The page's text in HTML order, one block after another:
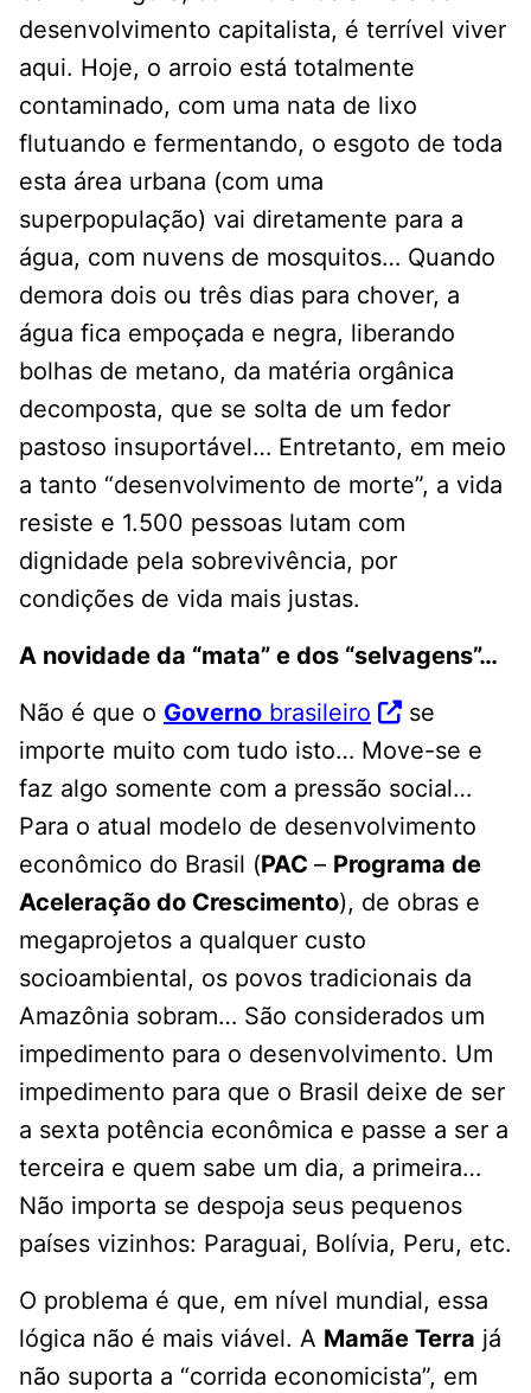
desenvolvimento capitalista, é terrível viver
aqui. Hoje, o arroio está totalmente
contaminado, com uma nata de lixo
flutuando e fermentando, o esgoto de toda
esta área urbana (com uma
superpopulação) vai diretamente para a
água, com nuvens de mosquitos… Quando
demora dois ou três dias para chover, a
água fica empoçada e negra, liberando
bolhas de metano, da matéria orgânica
decomposta, que se solta de um fedor
pastoso insuportável… Entretanto, em meio
a tanto “desenvolvimento de morte”, a vida
resiste e 1.500 pessoas lutam com
dignidade pela sobrevivência, por
condições de vida mais justas.
A novidade da “mata” e dos “selvagens”…
Não é que o Governo brasileiro
se
importe muito com tudo isto… Move-se e
faz algo somente com a pressão social…
Para o atual modelo de desenvolvimento
econômico do Brasil (PAC – Programa de
Aceleração do Crescimento), de obras e
megaprojetos a qualquer custo
socioambiental, os povos tradicionais da
Amazônia sobram… São considerados um
impedimento para o desenvolvimento. Um
impedimento para que o Brasil deixe de ser
a sexta potência econômica e passe a ser a
terceira e quem sabe um dia, a primeira…
Não importa se despoja seus pequenos
países vizinhos: Paraguai, Bolívia, Peru, etc.
O problema é que, em nível mundial, essa
lógica não é mais viável. A Mamãe Terra já
não suporta a “corrida economicista”, em